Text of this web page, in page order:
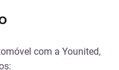
com a Younited,